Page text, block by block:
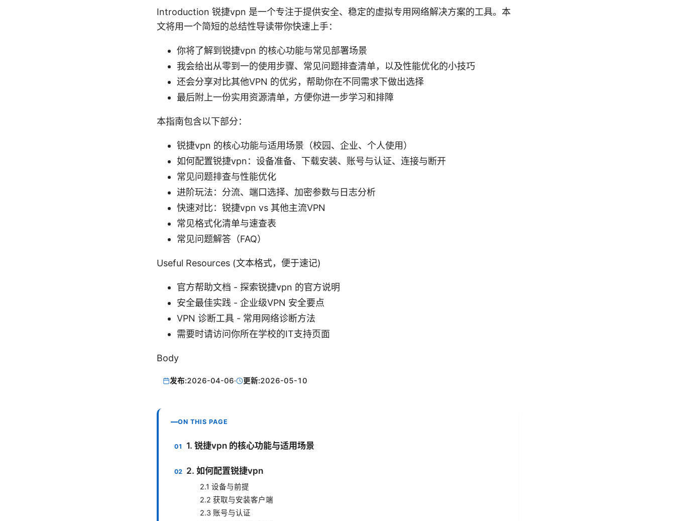
Introduction 锐捷vpn 是一个专注于提供安全、稳定的虚拟专用网络解决方案的工具。本
文将用一个简短的总结性导读带你快速上手：
你将了解到锐捷vpn 的核心功能与常见部署场景
我会给出从零到一的使用步骤、常见问题排查清单，以及性能优化的小技巧
还会分享对比其他VPN 的优劣，帮助你在不同需求下做出选择
最后附上一份实用资源清单，方便你进一步学习和排障
本指南包含以下部分：
锐捷vpn 的核心功能与适用场景（校园、企业、个人使用）
如何配置锐捷vpn：设备准备、下载安装、账号与认证、连接与断开
常见问题排查与性能优化
进阶玩法：分流、端口选择、加密参数与日志分析
快速对比：锐捷vpn vs 其他主流VPN
常见格式化清单与速查表
常见问题解答（FAQ）
Useful Resources (文本格式，便于速记)
官方帮助文档 - 探索锐捷vpn 的官方说明
安全最佳实践 - 企业级VPN 安全要点
VPN 诊断工具 - 常用网络诊断方法
需要时请访问你所在学校的IT支持页面
Body
发布:2026-04-06· 更新:2026-05-10
ON THIS PAGE
1. 锐捷vpn 的核心功能与适用场景
2. 如何配置锐捷vpn
2.1 设备与前提
2.2 获取与安装客户端
2.3 账号与认证